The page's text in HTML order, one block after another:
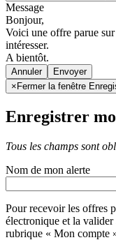
Message
Bonjour,
Voici une offre parue
intéresser.
A bientôt.
Annuler
× Fermer la fenêtre
Enregistrer
Tous les champs sont
Nom de mon alerte
Pour recevoir les offres
électronique et la valider
rubrique « Mon compte